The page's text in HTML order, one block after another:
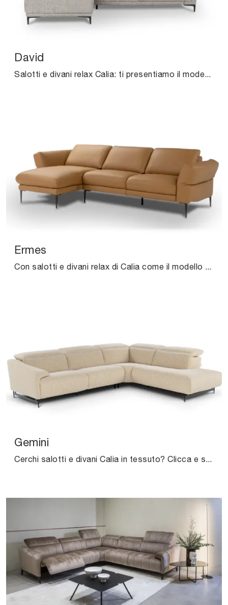
David
Salotti e divani relax Calia: ti presentiamo il modello David in tessuto per impreziosire la zona giorno.
Ermes
Con salotti e divani relax di Calia come il modello Ermes in pelle, potrai ultimare il tuo progetto d'arredo.
Gemini